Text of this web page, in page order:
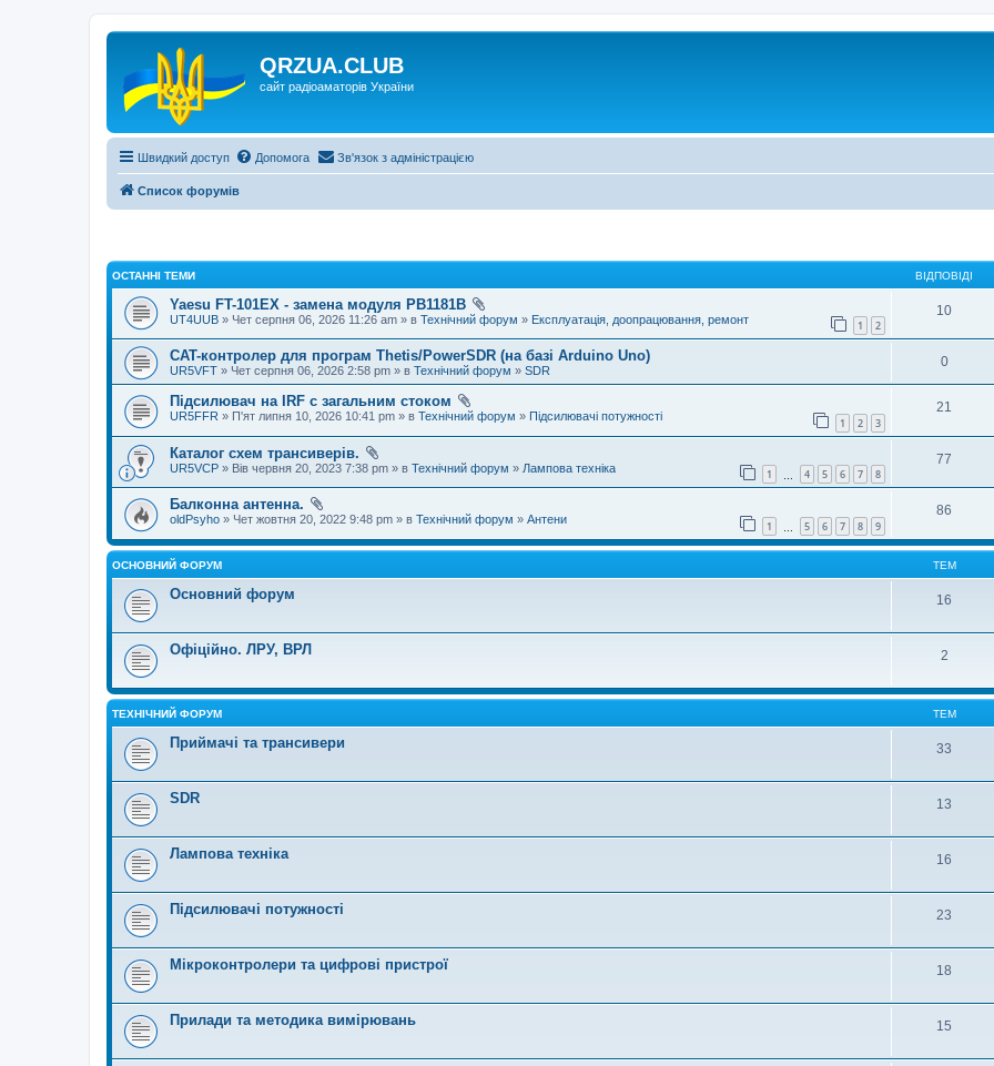
QRZUA.CLUB
сайт радіоаматорів України
Швидкий доступ Допомога Зв'язок з адміністрацією
Список форумів
ОСТАННІ ТЕМИ ВІДПОВІДІ
Yaesu FT-101EX - замена модуля PB1181B
1 2
UT4UUB » Чет серпня 06, 2026 11:26 am » в Технічний форум » Експлуатація, доопрацювання, ремонт
10
CAT-контролер для програм Thetis/PowerSDR (на базі Arduino Uno)
UR5VFT » Чет серпня 06, 2026 2:58 pm » в Технічний форум » SDR
0
Підсилювач на IRF с загальним стоком
1 2 3
UR5FFR » П'ят липня 10, 2026 10:41 pm » в Технічний форум » Підсилювачі потужності
21
Каталог схем трансиверів.
1 4 5 6 7 8
UR5VCP » Вів червня 20, 2023 7:38 pm » в Технічний форум » Лампова техніка
77
Балконна антенна.
1 5 6 7 8 9
oldPsyho » Чет жовтня 20, 2022 9:48 pm » в Технічний форум » Антени
86
ОСНОВНИЙ ФОРУМ ТЕМ
Основний форум 16
Офіційно. ЛРУ, ВРЛ 2
ТЕХНІЧНИЙ ФОРУМ ТЕМ
Приймачі та трансивери 33
SDR 13
Лампова техніка 16
Підсилювачі потужності 23
Мікроконтролери та цифрові пристрої 18
Прилади та методика вимірювань 15